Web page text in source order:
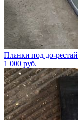
Планки под до-
1 000 руб.